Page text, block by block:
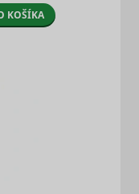
KOŠÍKA